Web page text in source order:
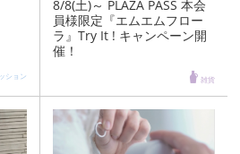
ション
8/8(土)～ PLAZA PASS 本会
員様限定『エムエムフロー
ラ』Try It ! キャンペーン開
催！
雑貨